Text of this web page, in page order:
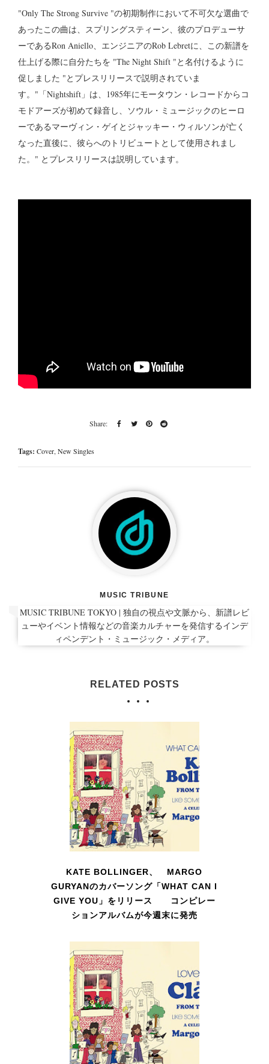
"Only The Strong Survive "の初期制作において不可欠な選曲で
あったこの曲は、スプリングスティーン、彼のプロデューサ
ーであるRon Aniello、エンジニアのRob Lebretに、この新譜を
仕上げる際に自分たちを "The Night Shift "と名付けるように
促しました "とプレスリリースで説明されていま
す。"「Nightshift」は、1985年にモータウン・レコードからコ
モドアーズが初めて録音し、ソウル・ミュージックのヒーロ
ーであるマーヴィン・ゲイとジャッキー・ウィルソンが亡く
なった直後に、彼らへのトリビュートとして使用されまし
た。" とプレスリリースは説明しています。
Tags: Cover,New Singles
MUSIC TRIBUNE
MUSIC TRIBUNE TOKYO | 独自の視点や文脈から、新譜レビ
ューやイベント情報などの音楽カルチャーを発信するインデ
ィペンデント・ミュージック・メディア。
RELATED POSTS
KATE BOLLINGER、 MARGO
GURYANのカバーソング「WHAT CAN I
GIVE YOU」をリリース コンピレー
ションアルバムが今週末に発売